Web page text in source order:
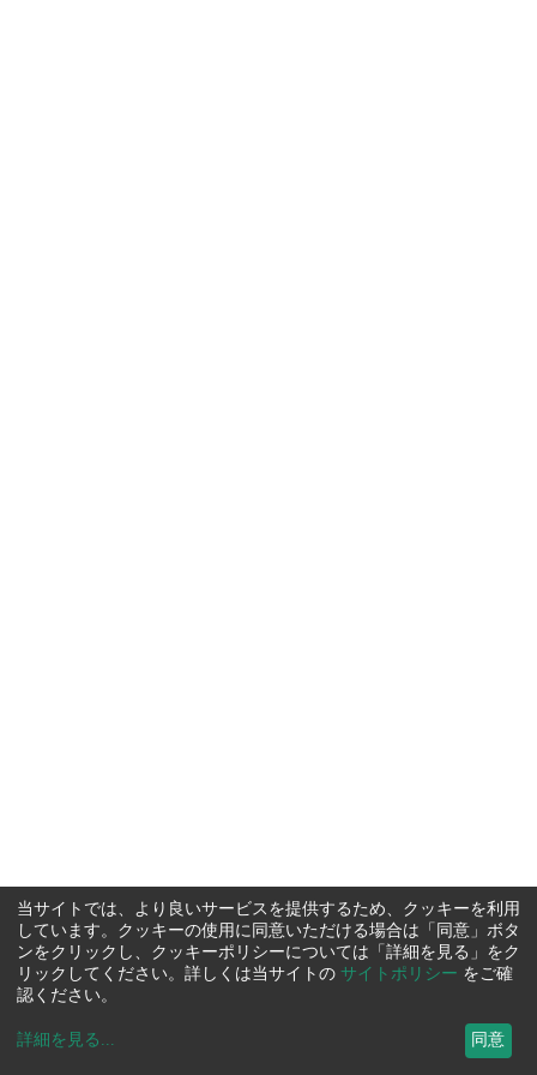
当サイトでは、より良いサービスを提供するため、クッキーを利用
しています。クッキーの使用に同意いただける場合は「同意」ボタ
ンをクリックし、クッキーポリシーについては「詳細を見る」をク
リックしてください。詳しくは当サイトの サイトポリシー をご確
認ください。
詳細を見る ... 同意